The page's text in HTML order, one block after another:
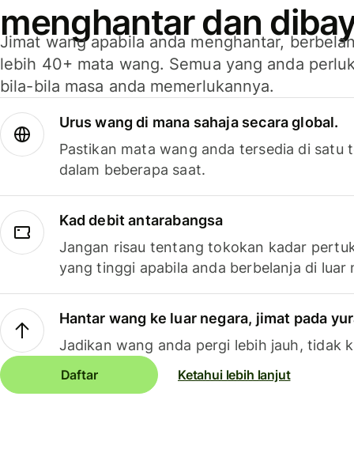
menghantar dan
Jimat wang apabila anda menghantar,
lebih 40+ mata wang. Semua yang anda
bila-bila masa anda memerlukannya.
Urus wang di mana sahaja secara global.
Pastikan mata wang anda tersedia di satu
dalam beberapa saat.
Kad debit antarabangsa
Jangan risau tentang tokokan kadar
yang tinggi apabila anda berbelanja di luar
Hantar wang ke luar negara, jimat pada
Jadikan wang anda pergi lebih jauh, tidak
Daftar Ketahui lebih lanjut